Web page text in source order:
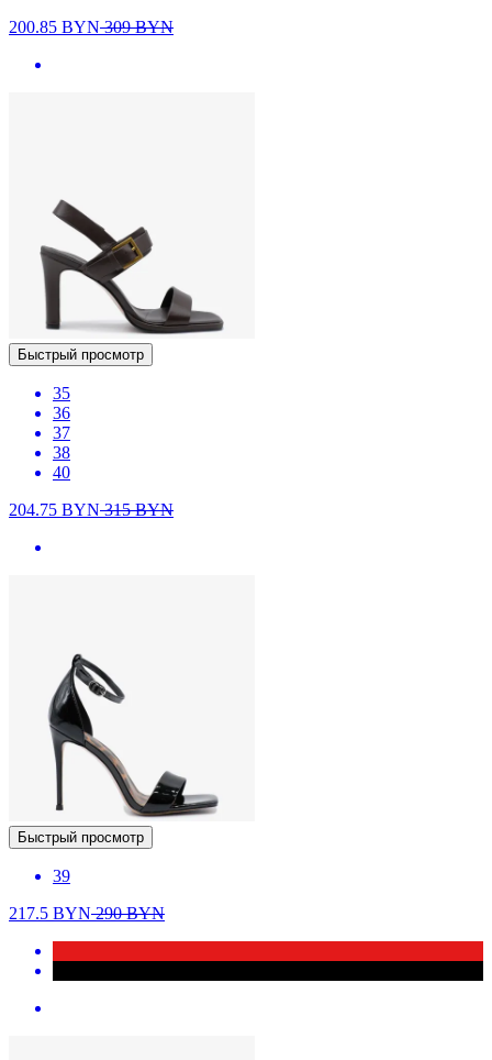
200.85 BYN309BYN
Быстрый просмотр
35
36
37
38
40
204.75 BYN315BYN
Быстрый просмотр
39
217.5 BYN290BYN